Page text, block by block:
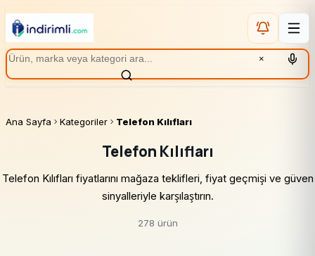
×
Ana Sayfa Kategoriler Telefon Kılıfları
Telefon Kılıfları
Telefon Kılıfları fiyatlarını mağaza teklifleri, fiyat geçmişi ve güven
sinyalleriyle karşılaştırın.
278 ürün